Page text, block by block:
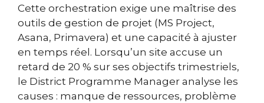
Cette orchestration exige une maîtrise des
outils de gestion de projet (MS Project,
Asana, Primavera) et une capacité à ajuster
en temps réel. Lorsqu’un site accuse un
retard de 20 % sur ses objectifs trimestriels,
le District Programme Manager analyse les
causes : manque de ressources, problème